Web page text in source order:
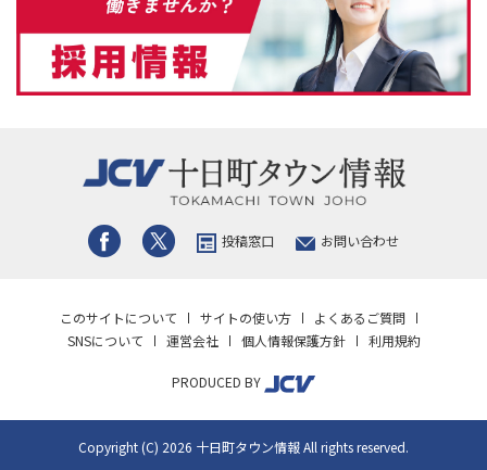
投稿窓口 お問い合わせ
このサイトについて サイトの使い方
よくあるご質問
SNSについて
運営会社 個人情報保護方針 利用規約
PRODUCED BY
Copyright (C) 2026 十日町タウン情報 All rights reserved.